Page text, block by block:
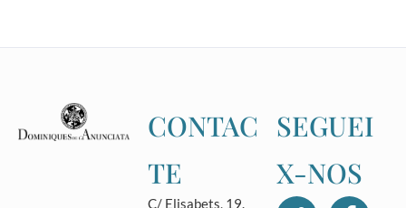
CONTAC
TE
C/ Elisabets, 19.
SEGUEI
X-NOS